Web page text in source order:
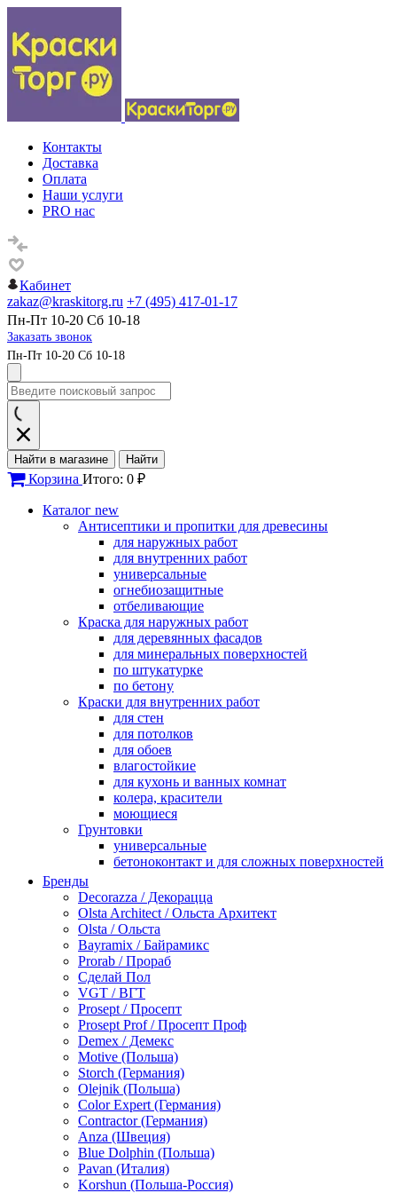
Контакты
Доставка
Оплата
Наши услуги
PRO нас
Кабинет
zakaz@kraskitorg.ru +7 (495) 417-01-17
Пн-Пт 10-20 Сб 10-18
Заказать звонок
Пн-Пт 10-20 Сб 10-18
Найти в магазине Найти
Корзина Итого: 0 ₽
Каталог new
Антисептики и пропитки для древесины
для наружных работ
для внутренних работ
универсальные
огнебиозащитные
отбеливающие
Краска для наружных работ
для деревянных фасадов
для минеральных поверхностей
по штукатурке
по бетону
Краски для внутренних работ
для стен
для потолков
для обоев
влагостойкие
для кухонь и ванных комнат
колера, красители
моющиеся
Грунтовки
универсальные
бетоноконтакт и для сложных поверхностей
по металлу
антикорозийные
под декоративные штукатурки
для гипсокартона
под штукатурку
Герметик
акриловые
силиконовые универсальные, нейтральные
силиконовые санитарные (антигрибковые)
шовные для срубов
для кровли
для каминов
полиуретановые
Декоративные штукатурки и краски
краски для декора, патина
мокрый шелк
венецианские (эффект мрамора)
песок (эффект песчаных вихрей)
декоративная шпаклевка
Бренды
Decorazza / Декорацца
Olsta Architect / Ольста Архитект
Olsta / Ольста
Bayramix / Байрамикс
Prorab / Прораб
Сделай Пол
VGT / ВГТ
Prosept / Просепт
Prosept Prof / Просепт Проф
Demex / Демекс
Motive (Польша)
Storch (Германия)
Olejnik (Польша)
Color Expert (Германия)
Contractor (Германия)
Anza (Швеция)
Blue Dolphin (Польша)
Pavan (Италия)
Korshun (Польша-Россия)